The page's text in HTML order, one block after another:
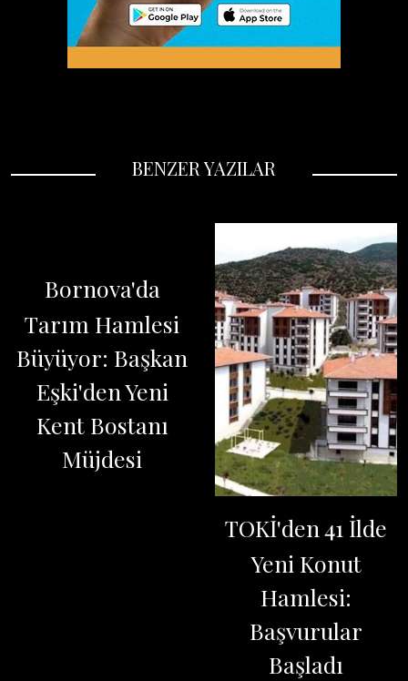
BENZER YAZILAR
Bornova'da
Tarım Hamlesi
Büyüyor: Başkan
Eşki'den Yeni
Kent Bostanı
Müjdesi
TOKİ'den 41 İlde
Yeni Konut
Hamlesi:
Başvurular
Başladı